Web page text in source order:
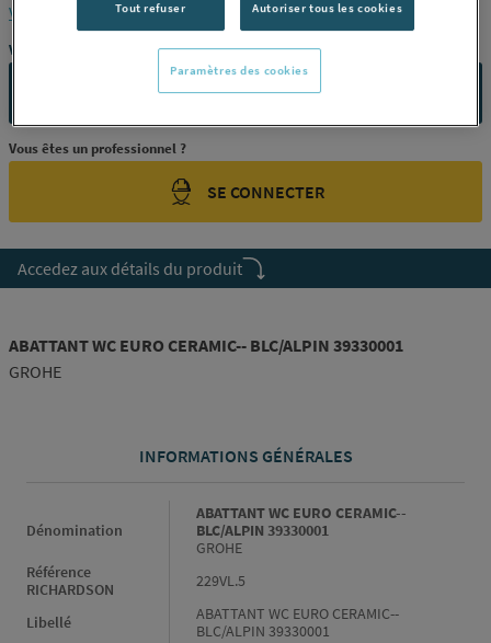
Voir la description complète
Vous avez un projet ?
CONTACTEZ-NOUS
Vous êtes un professionnel ?
SE CONNECTER
Accedez aux détails du produit
ABATTANT WC EURO CERAMIC-- BLC/ALPIN 39330001
GROHE
INFORMATIONS GÉNÉRALES
Dénomination
ABATTANT WC EURO CERAMIC--
BLC/ALPIN 39330001
GROHE
Référence
RICHARDSON
229VL.5
Libellé
ABATTANT WC EURO CERAMIC--
BLC/ALPIN 39330001
Tout refuser Autoriser tous les cookies
Paramètres des cookies